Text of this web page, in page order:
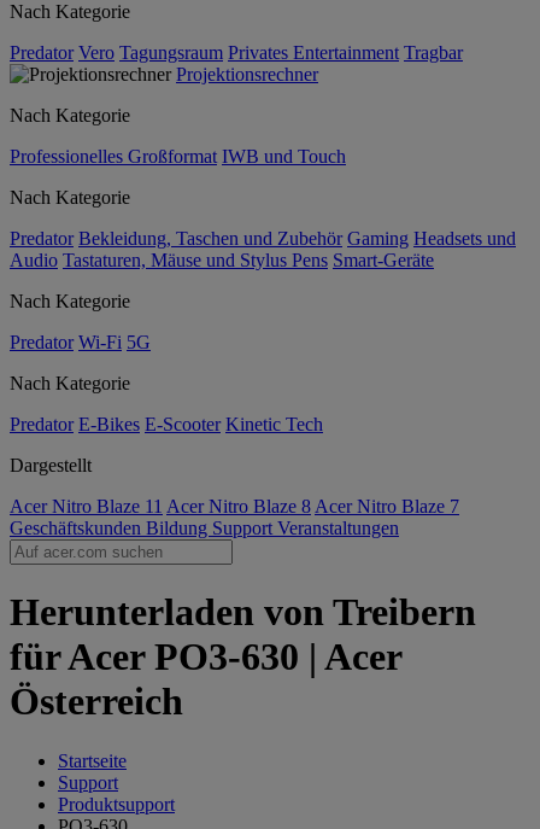
Nach Kategorie
Predator Vero Tagungsraum Privates Entertainment Tragbar
Projektionsrechner
Nach Kategorie
Professionelles Großformat IWB und Touch
Nach Kategorie
Predator Bekleidung, Taschen und Zubehör Gaming Headsets und
Audio Tastaturen, Mäuse und Stylus Pens Smart-Geräte
Nach Kategorie
Predator Wi-Fi 5G
Nach Kategorie
Predator E-Bikes E-Scooter Kinetic Tech
Dargestellt
Acer Nitro Blaze 11 Acer Nitro Blaze 8 Acer Nitro Blaze 7
Geschäftskunden Bildung Support Veranstaltungen
Herunterladen von Treibern
für Acer PO3-630 | Acer
Österreich
Startseite
Support
Produktsupport